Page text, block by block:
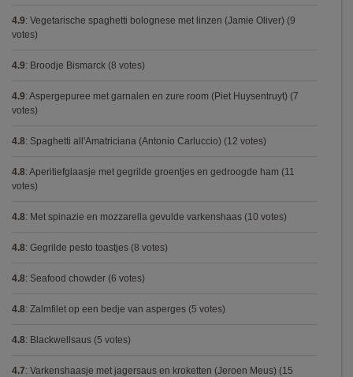
4.9: Vegetarische spaghetti bolognese met linzen (Jamie Oliver) (9
votes)
4.9: Broodje Bismarck (8 votes)
4.9: Aspergepuree met garnalen en zure room (Piet Huysentruyt) (7
votes)
4.8: Spaghetti all'Amatriciana (Antonio Carluccio) (12 votes)
4.8: Aperitiefglaasje met gegrilde groentjes en gedroogde ham (11
votes)
4.8: Met spinazie en mozzarella gevulde varkenshaas (10 votes)
4.8: Gegrilde pesto toastjes (8 votes)
4.8: Seafood chowder (6 votes)
4.8: Zalmfilet op een bedje van asperges (5 votes)
4.8: Blackwellsaus (5 votes)
4.7: Varkenshaasje met jagersaus en kroketten (Jeroen Meus) (15